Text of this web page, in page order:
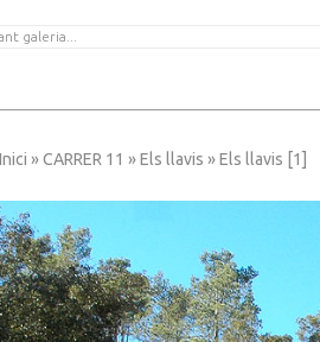
»CARRER 11 »Els llavis » Els llavis [1]